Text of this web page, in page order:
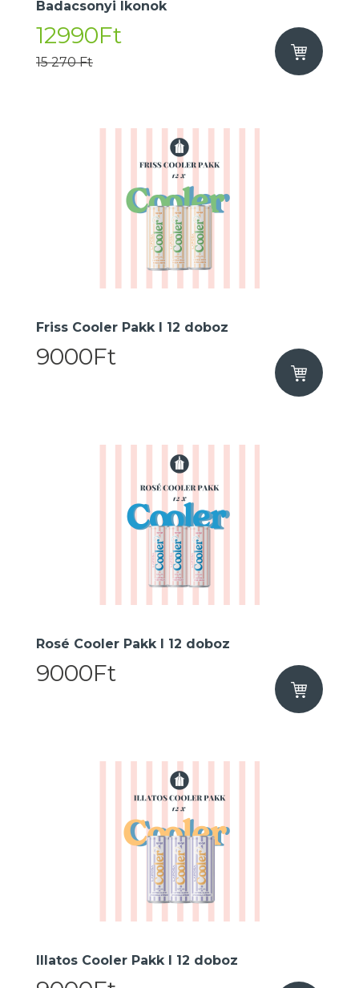
Badacsonyi Ikonok
12990Ft
15 270 Ft
Friss Cooler Pakk I 12 doboz
9000Ft
Rosé Cooler Pakk I 12 doboz
9000Ft
Illatos Cooler Pakk I 12 doboz